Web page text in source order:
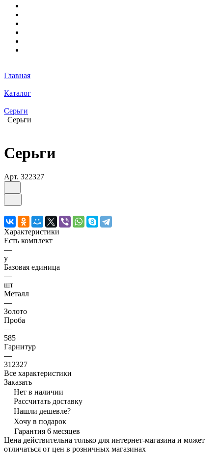
Главная
Каталог
Серьги
Серьги
Серьги
Арт. 322327
Характеристики
Есть комплект
—
y
Базовая единица
—
шт
Металл
—
Золото
Проба
—
585
Гарнитур
—
312327
Все характеристики
Заказать
Нет в наличии
Рассчитать доставку
Нашли дешевле?
Хочу в подарок
Гарантия 6 месяцев
Цена действительна только для интернет-магазина и может
отличаться от цен в розничных магазинах